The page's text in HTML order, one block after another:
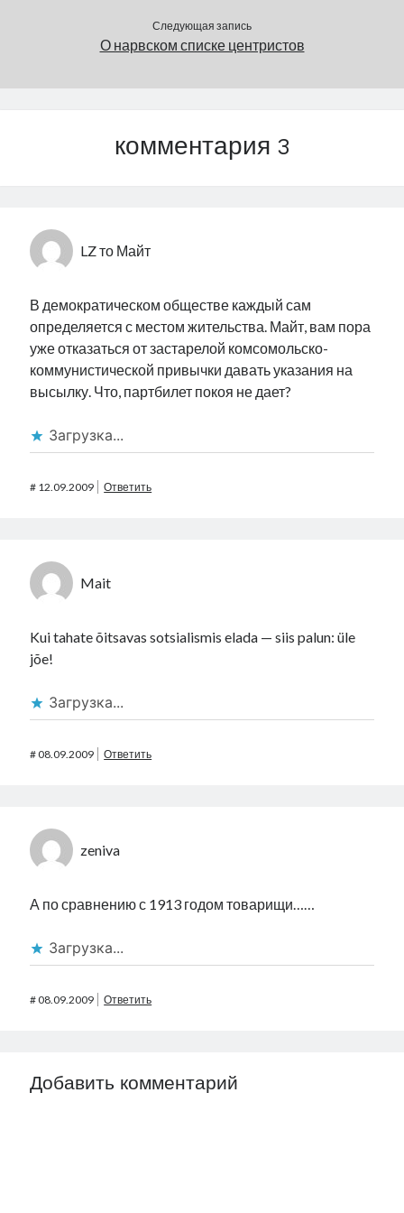
Следующая запись
О нарвском списке центристов
комментария 3
LZ то Майт
В демократическом обществе каждый сам
определяется с местом жительства. Майт, вам пора
уже отказаться от застарелой комсомольско-
коммунистической привычки давать указания на
высылку. Что, партбилет покоя не дает?
Загрузка...
# 12.09.2009 Ответить
Mait
Kui tahate õitsavas sotsialismis elada — siis palun: üle
jõe!
Загрузка...
#08.09.2009 Ответить
zeniva
А по сравнению с 1913 годом товарищи……
Загрузка...
#08.09.2009 Ответить
Добавить комментарий